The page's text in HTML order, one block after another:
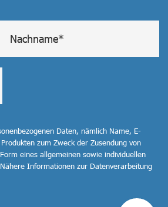
Daten, nämlich Name, E-
zum Zweck der Zusendung von
eines allgemeinen sowie individuellen
Informationen zur Datenverarbeitung